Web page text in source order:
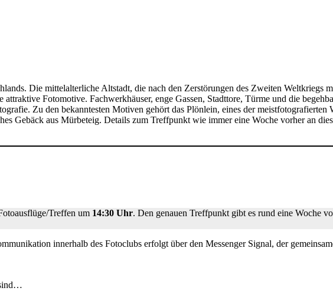
Die mittelalterliche Altstadt, die nach den Zerstörungen des Zweiten Weltkriegs
Fotomotive. Fachwerkhäuser, enge Gassen, Stadttore, Türme und die
Zu den bekanntesten Motiven gehört das Plönlein, eines der meistfotografierten
Gebäck aus Mürbeteig. Details zum Treffpunkt wie immer eine Woche vorher an
Treffen um 14:30 Uhr. Den genauen Treffpunkt gibt es rund eine Woche
innerhalb des Fotoclubs erfolgt über den Messenger Signal, der